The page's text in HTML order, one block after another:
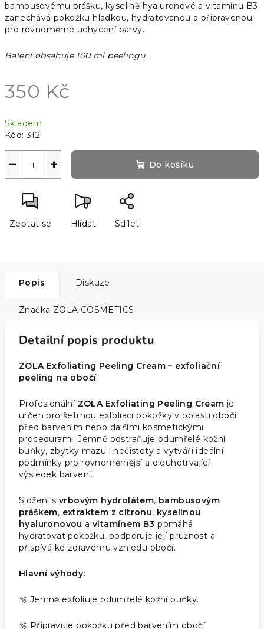
bambusovému prášku, kyselině hyaluronové a vitamínu B3
zanechává pokožku hladkou, hydratovanou a připravenou
pro rovnoměrné uchycení barvy.
Balení obsahuje 100 ml peelingu.
350 Kč
cena:
Skladem
Kód: 312
+
− Do košíku
Zeptat se Hlídat Sdílet
Popis Diskuze
Značka ZOLA COSMETICS
Detailní popis produktu
ZOLA Exfoliating Peeling Cream – exfoliační
peeling na obočí
Profesionální ZOLA Exfoliating Peeling Cream je
určen pro šetrnou exfoliaci pokožky v oblasti obočí
před barvením nebo dalšími kosmetickými
procedurami. Jemně odstraňuje odumřelé kožní
buňky, zbytky mazu i nečistoty a vytváří ideální
podmínky pro rovnoměrnější a dlouhotrvající
výsledek barvení.
Složení s vrbovým hydrolátem, bambusovým
práškem, extraktem z citronu, kyselinou
hyaluronovou avitamínem B3 pomáhá
hydratovat pokožku, podporuje její pružnost a
přispívá ke zdravému vzhledu obočí.
Hlavní výhody:
🫧 Jemně exfoliuje odumřelé kožní buňky.
🫧 Připravuje pokožku před barvením obočí.